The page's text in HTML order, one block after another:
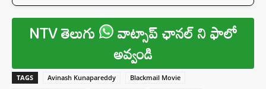
NTV తెలుగు వాట్సాప్ ఛానల్ ని ఫాలో
అవ్వండి
TAGS Avinash Kunapareddy
Blackmail Movie